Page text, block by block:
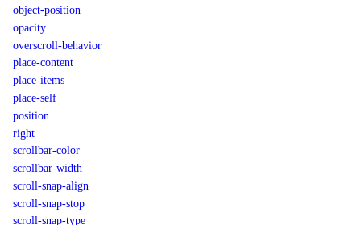
object-position
opacity
overscroll-behavior
place-content
place-items
place-self
position
right
scrollbar-color
scrollbar-width
scroll-snap-align
scroll-snap-stop
scroll-snap-type